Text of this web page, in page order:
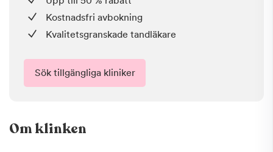
Kostnadsfri avbokning
Kvalitetsgranskade tandläkare
Sök tillgängliga kliniker
Om klinken